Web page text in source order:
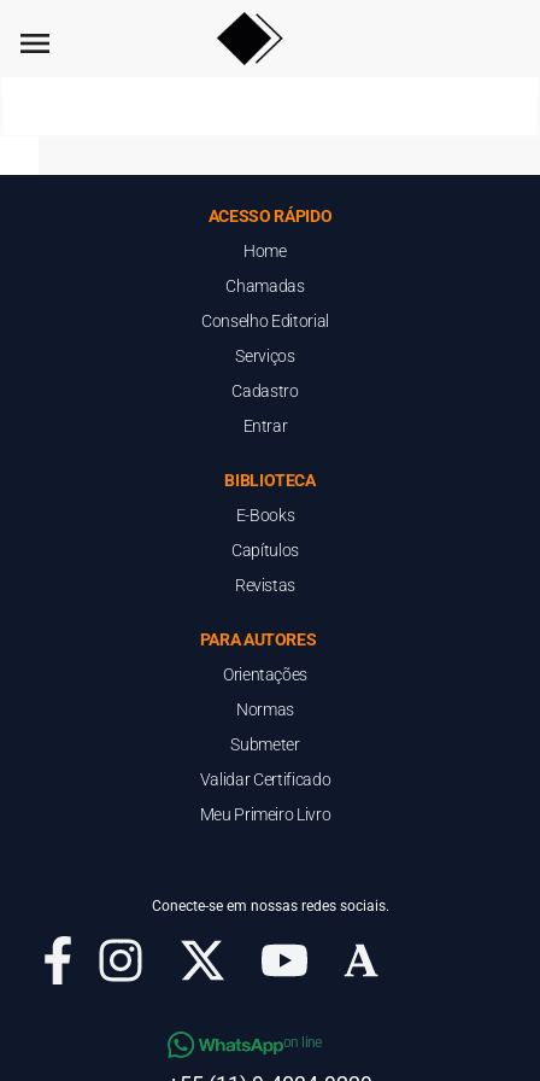
menu
ACESSO RÁPIDO
Home
Chamadas
Conselho Editorial
Serviços
Cadastro
Entrar
BIBLIOTECA
E-Books
Capítulos
Revistas
PARA AUTORES
Orientações
Normas
Submeter
Validar Certificado
Meu Primeiro Livro
Conecte-se em nossas redes sociais.
on line